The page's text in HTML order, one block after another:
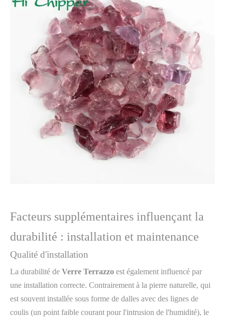
Facteurs supplémentaires influençant la
durabilité : installation et maintenance
Qualité d'installation
La durabilité de Verre Terrazzo est également influencé par
une installation correcte. Contrairement à la pierre naturelle, qui
est souvent installée sous forme de dalles avec des lignes de
coulis (un point faible courant pour l'intrusion de l'humidité), le